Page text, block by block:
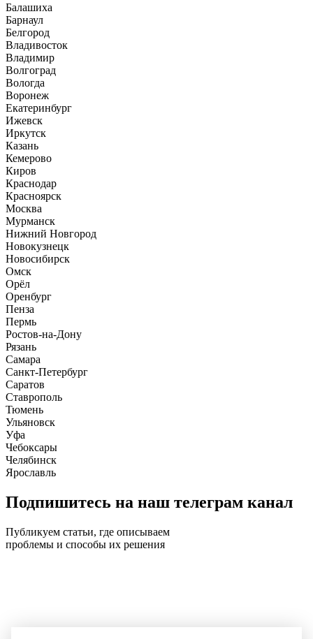
Балашиха
Барнаул
Белгород
Владивосток
Владимир
Волгоград
Вологда
Воронеж
Екатеринбург
Ижевск
Иркутск
Казань
Кемерово
Киров
Краснодар
Красноярск
Москва
Мурманск
Нижний Новгород
Новокузнецк
Новосибирск
Омск
Орёл
Оренбург
Пенза
Пермь
Ростов-на-Дону
Рязань
Самара
Санкт-Петербург
Саратов
Ставрополь
Тюмень
Ульяновск
Уфа
Чебоксары
Челябинск
Ярославль
Подпишитесь на наш телеграм канал
Публикуем статьи, где описываем
проблемы и способы их решения